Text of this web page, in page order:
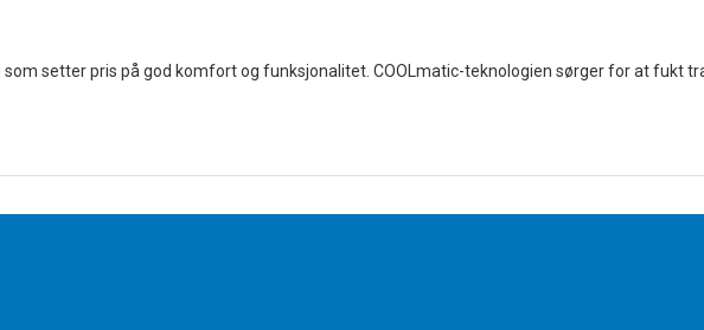
som setter pris på god komfort og funksjonalitet. COOLmatic-teknologien sørger for at fukt